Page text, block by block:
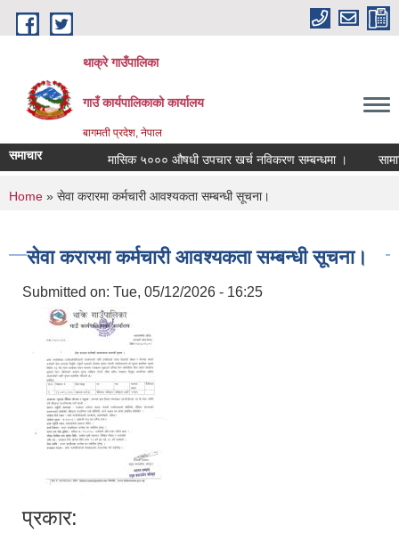
Skip to main content
थाक्रे गाउँपालिका
गाउँ कार्यपालिकाको कार्यालय
बागमती प्रदेश, नेपाल
समाचार मासिक ५००० औषधी उपचार खर्च नविकरण सम्बन्धमा ।
You are here
Home » सेवा करारमा कर्मचारी आवश्यकता सम्बन्धी सूचना।
सेवा करारमा कर्मचारी आवश्यकता सम्बन्धी सूचना।
Submitted on: Tue, 05/12/2026 - 16:25
प्रकार: